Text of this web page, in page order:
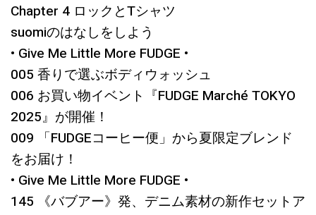
Chapter 4 ロックとTシャツ
suomiのはなしをしよう
• Give Me Little More FUDGE •
005 香りで選ぶボディウォッシュ
006 お買い物イベント『FUDGE Marché TOKYO
2025』が開催！
009 「FUDGEコーヒー便」から夏限定ブレンド
をお届け！
• Give Me Little More FUDGE •
145 《バブアー》発、デニム素材の新作セットア